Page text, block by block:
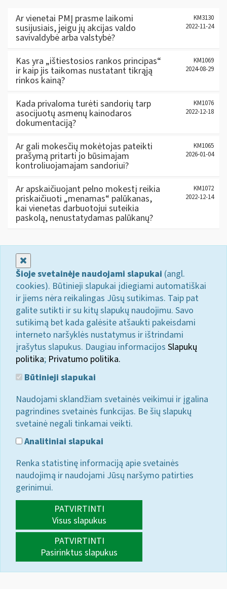
Ar vienetai PMĮ prasme laikomi
susijusiais, jeigu jų akcijas valdo
savivaldybė arba valstybė?
KM3130
2022-11-24
Kas yra „ištiestosios rankos principas“
ir kaip jis taikomas nustatant tikrąją
rinkos kainą?
KM1069
2024-08-29
Kada privaloma turėti sandorių tarp
asocijuotų asmenų kainodaros
dokumentaciją?
KM1076
2022-12-18
Ar gali mokesčių mokėtojas pateikti
prašymą pritarti jo būsimajam
kontroliuojamajam sandoriui?
KM1065
2026-01-04
Ar apskaičiuojant pelno mokestį reikia
priskaičiuoti „menamas“ palūkanas,
kai vienetas darbuotojui suteikia
paskolą, nenustatydamas palūkanų?
KM1072
2022-12-14
Šioje svetainėje naudojami slapukai (angl.
cookies). Būtinieji slapukai įdiegiami automatiškai
ir jiems nėra reikalingas Jūsų sutikimas. Taip pat
galite sutikti ir su kitų slapukų naudojimu. Savo
sutikimą bet kada galėsite atšaukti pakeisdami
interneto naršyklės nustatymus ir ištrindami
įrašytus slapukus. Daugiau informacijos Slapukų
politika; Privatumo politika.
Būtinieji slapukai
Naudojami sklandžiam svetainės veikimui ir įgalina
pagrindines svetainės funkcijas. Be šių slapukų
svetainė negali tinkamai veikti.
Analitiniai slapukai
Renka statistinę informaciją apie svetainės
naudojimą ir naudojami Jūsų naršymo patirties
gerinimui.
PATVIRTINTI
Visus slapukus
PATVIRTINTI
Pasirinktus slapukus